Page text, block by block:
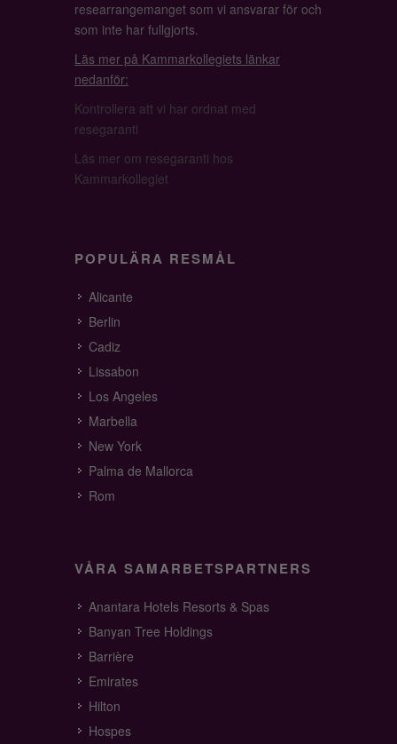
researrangemanget som vi ansvarar för och
som inte har fullgjorts.
Läs mer på Kammarkollegiets länkar
nedanför:
Kontrollera att vi har ordnat med
resegaranti
Läs mer om resegaranti hos
Kammarkollegiet
POPULÄRA RESMÅL
Alicante
Berlin
Cadiz
Lissabon
Los Angeles
Marbella
New York
Palma de Mallorca
Rom
VÅRA SAMARBETSPARTNERS
Anantara Hotels Resorts & Spas
Banyan Tree Holdings
Barrière
Emirates
Hilton
Hospes